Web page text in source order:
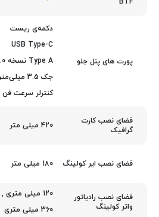
BTF
پورت های پنل جلو
دکمه‌ی ریست
USB Type-C
Type A نسخه USB 3.0
جک 3.5 میلی‌متری (میکروفون + هدفون)
کنترلر سرعت فن
فضای نصب کارت
گرافیک
420 میلی متر
فضای نصب ایر کولینگ 180 میلی متر
فضای نصب رادیاتور
واتر کولینگ
120 میلی متری ,
360 میلی متری